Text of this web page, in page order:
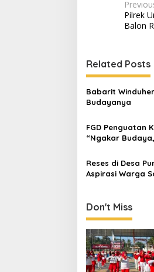
Post
Pilrek
Balon
Related Posts
Babarit
Budayanya
FGD Penguatan
“Ngakar
Reses di Desa
Aspirasi Warga
Don't Miss